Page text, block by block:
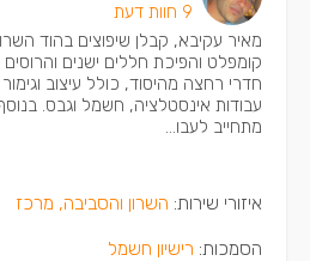
9 חוות דעת
מאיר עקיבא, קבלן שיפוצים בהוד
קומפלט והפיכת חללים ישנים והרוסים
חדרי רחצה מהיסוד, כולל עיצוב
עבודות אינסטלציה, חשמל וגבס.
מתחייב לעבו...
איזורי שירות: השרון והסביבה, מרכז
הסמכות: רישיון חשמל